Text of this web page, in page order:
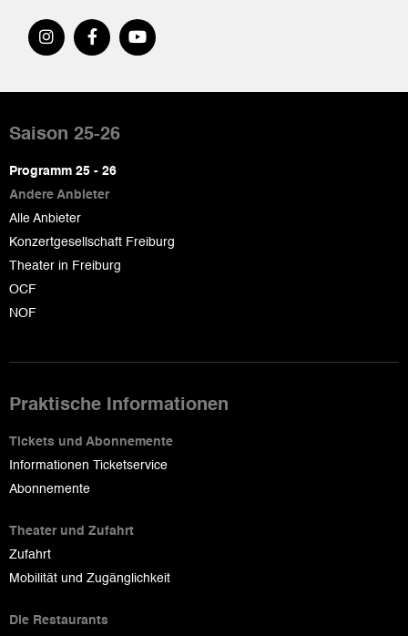
de
page
Saison 25-26
Programm 25 - 26
Andere Anbieter
Alle Anbieter
Konzertgesellschaft Freiburg
Theater in Freiburg
OCF
NOF
Praktische Informationen
Tickets und Abonnemente
Informationen Ticketservice
Abonnemente
Theater und Zufahrt
Zufahrt
Mobilität und Zugänglichkeit
Die Restaurants